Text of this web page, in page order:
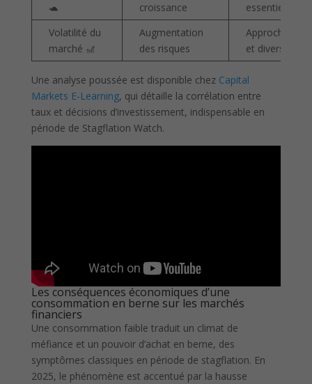
🐢
croissance
essentiels
Volatilité du
marché 🎢
Augmentation
des risques
Approche
et
Une analyse poussée est disponible chez Capital
Markets E-Learning, qui détaille la corrélation entre
taux et décisions d’investissement, indispensable en
période de Stagflation Watch.
Les conséquences économiques d’une
consommation en berne sur les marchés
financiers
Une consommation faible traduit un climat de
méfiance et un pouvoir d’achat en berne, des
symptômes classiques en période de stagflation. En
2025, le phénomène est accentué par la hausse